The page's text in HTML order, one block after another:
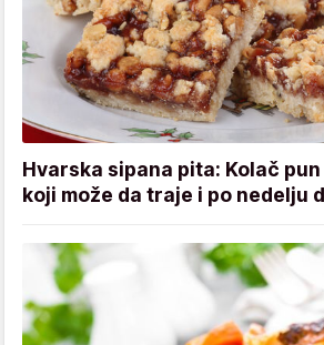
Hvarska sipana pita: Kolač
koji može da traje i po nedelju